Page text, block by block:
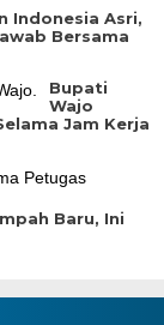
Indonesia Asri,
Bersama
Bupati
Wajo
Jam Kerja
Baru, Ini